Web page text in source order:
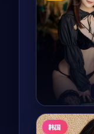
主演：神谷浩
泽香菜 等
宇宙历 273 年
少年宿星因
验事故意外
银河系另一端
要在 365 天内
块碎片回到
一站他都遇
本不该...
63,395
逆光航线·
韩国